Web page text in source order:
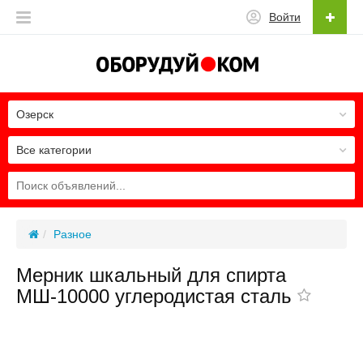
Войти
Все категории
Озерск
Разное
Мерник шкальный для спирта
МШ-10000 углеродистая сталь